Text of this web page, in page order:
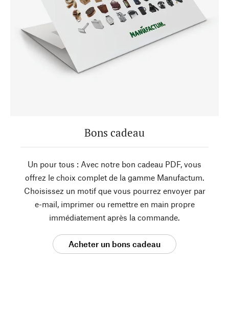
Bons cadeau
Un pour tous : Avec notre bon cadeau PDF, vous
offrez le choix complet de la gamme Manufactum.
Choisissez un motif que vous pourrez envoyer par
e-mail, imprimer ou remettre en main propre
immédiatement après la commande.
Acheter un bons cadeau